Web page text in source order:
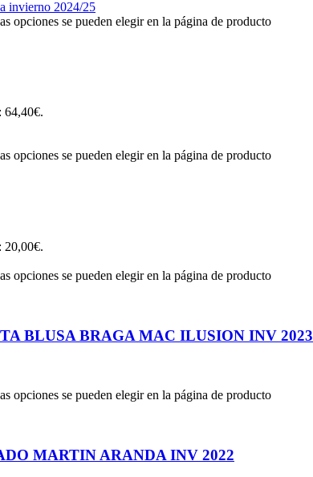
opciones se pueden elegir en la página de producto
64,40€.
opciones se pueden elegir en la página de producto
20,00€.
opciones se pueden elegir en la página de producto
BLUSA BRAGA MAC ILUSION INV 2023
opciones se pueden elegir en la página de producto
MARTIN ARANDA INV 2022